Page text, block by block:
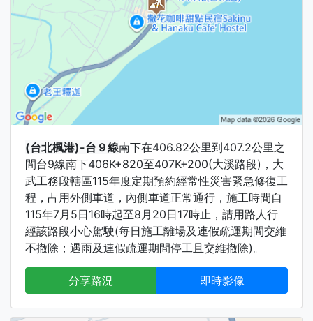
(台北楓港)-台９線南下在406.82公里到407.2公里之
間台9線南下406K+820至407K+200(大溪路段)，大
武工務段轄區115年度定期預約經常性災害緊急修復工
程，占用外側車道，內側車道正常通行，施工時間自
115年7月5日16時起至8月20日17時止，請用路人行
經該路段小心駕駛(每日施工離場及連假疏運期間交維
不撤除；遇雨及連假疏運期間停工且交維撤除)。
分享路況 即時影像